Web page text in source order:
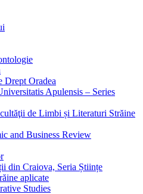
Drept Oradea
Apulensis – Series
de Limbi și Literaturi Străine
and Business Review
din Craiova, Seria Științe
aplicate
Studies